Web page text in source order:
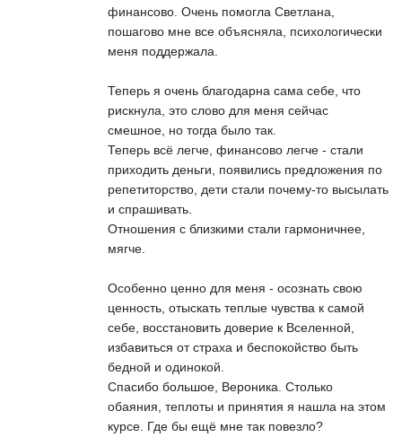
финансово. Очень помогла Светлана,
пошагово мне все объясняла, психологически
меня поддержала.
Теперь я очень благодарна сама себе, что
рискнула, это слово для меня сейчас
смешное, но тогда было так.
Теперь всё легче, финансово легче - стали
приходить деньги, появились предложения по
репетиторство, дети стали почему-то высылать
и спрашивать.
Отношения с близкими стали гармоничнее,
мягче.
Особенно ценно для меня - осознать свою
ценность, отыскать теплые чувства к самой
себе, восстановить доверие к Вселенной,
избавиться от страха и беспокойство быть
бедной и одинокой.
Спасибо большое, Вероника. Столько
обаяния, теплоты и принятия я нашла на этом
курсе. Где бы ещё мне так повезло?